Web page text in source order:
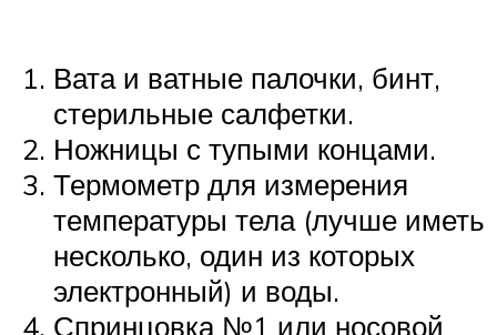
Вата и ватные палочки, бинт,
стерильные салфетки.
Ножницы с тупыми концами.
Термометр для измерения
температуры тела (лучше иметь
несколько, один из которых
электронный) и воды.
Спринцовка №1 или носовой